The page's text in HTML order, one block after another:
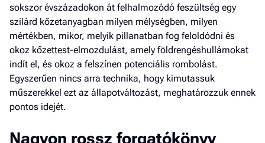
sokszor évszázadokon át felhalmozódó feszültség egy
szilárd kőzetanyagban milyen mélységben, milyen
mértékben, mikor, melyik pillanatban fog feloldódni és
okoz kőzettest-elmozdulást, amely földrengéshullámokat
indít el, és okoz a felszínen potenciális rombolást.
Egyszerűen nincs arra technika, hogy kimutassuk
műszerekkel ezt az állapotváltozást, meghatározzuk ennek
pontos idejét.
Nagyon rossz forgatókönyv